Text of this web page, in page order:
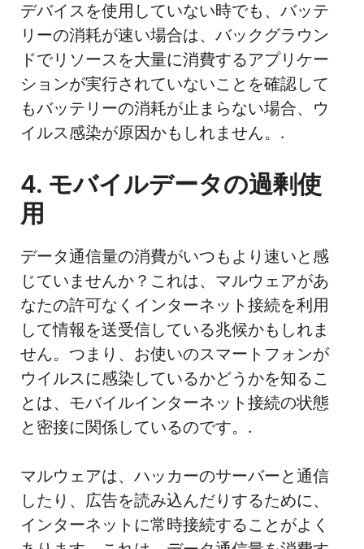
デバイスを使用していない時でも、バッテ
リーの消耗が速い場合は、バックグラウン
ドでリソースを大量に消費するアプリケー
ションが実行されていないことを確認して
もバッテリーの消耗が止まらない場合、ウ
イルス感染が原因かもしれません。.
4. モバイルデータの過剰使
用
データ通信量の消費がいつもより速いと感
じていませんか？これは、マルウェアがあ
なたの許可なくインターネット接続を利用
して情報を送受信している兆候かもしれま
せん。つまり、お使いのスマートフォンが
ウイルスに感染しているかどうかを知るこ
とは、モバイルインターネット接続の状態
と密接に関係しているのです。.
マルウェアは、ハッカーのサーバーと通信
したり、広告を読み込んだりするために、
インターネットに常時接続することがよく